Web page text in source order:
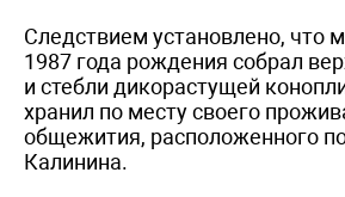
Следствием установлено, что
1987 года рождения собрал
и стебли дикорастущей
хранил по месту своего
общежития, расположенного
Калинина.